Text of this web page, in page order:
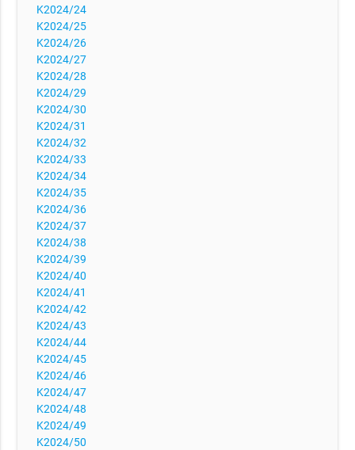
K2024/24
K2024/25
K2024/26
K2024/27
K2024/28
K2024/29
K2024/30
K2024/31
K2024/32
K2024/33
K2024/34
K2024/35
K2024/36
K2024/37
K2024/38
K2024/39
K2024/40
K2024/41
K2024/42
K2024/43
K2024/44
K2024/45
K2024/46
K2024/47
K2024/48
K2024/49
K2024/50